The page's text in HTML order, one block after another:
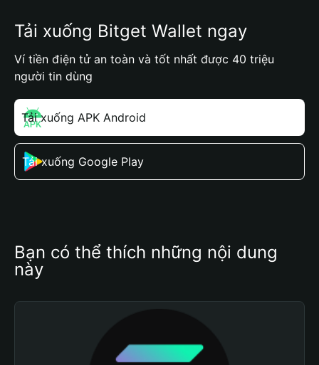
Tải xuống Bitget Wallet ngay
Ví tiền điện tử an toàn và tốt nhất được 40 triệu
người tin dùng
Tải xuống APK Android
Tải xuống Google Play
Bạn có thể thích những nội dung
này